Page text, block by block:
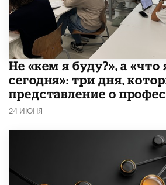
Не «кем я буду?», а
сегодня»: три дня,
представление о
24 ИЮНЯ